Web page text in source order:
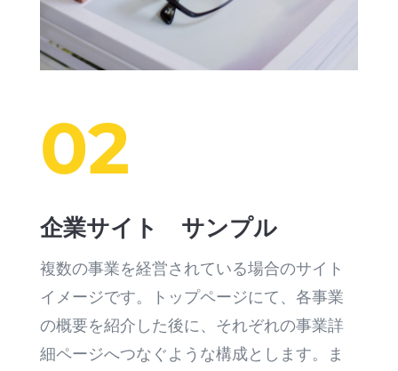
02
企業サイト サンプル
複数の事業を経営されている場合のサイト
イメージです。トップページにて、各事業
の概要を紹介した後に、それぞれの事業詳
細ページへつなぐような構成とします。ま